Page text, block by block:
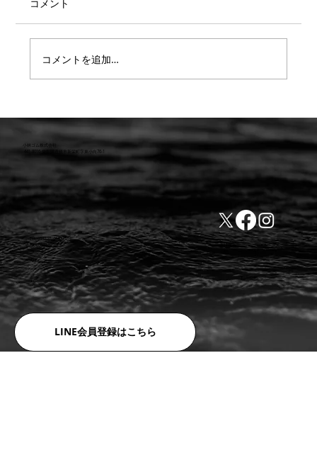
らせ
コメント
コメントを追加…
LINE会員登録はこちら
小林ゴム株式会社
441-8016 愛知県豊橋市新栄町字東小向76-1
TEL:0532-31-4646
FAX:0532-32-6810
​会社概要
​利用規約